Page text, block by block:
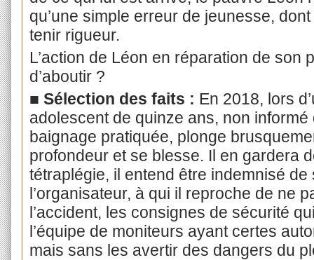
qu’une simple erreur de jeunesse,
tenir rigueur.
L’action de Léon en réparation de son
d’aboutir ?
■ Sélection des faits : En 2018, lors
adolescent de quinze ans, non informé
baignage pratiquée, plonge
profondeur et se blesse. Il en gardera
tétraplégie, il entend être indemnisé
l’organisateur, à qui il reproche de ne
l’accident, les consignes de sécurité
l’équipe de moniteurs ayant certes
mais sans les avertir des dangers du